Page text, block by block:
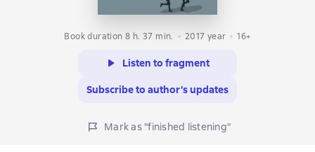
Book duration 8 h. 37 min. 2017 year 16+
Listen to fragment
Subscribe to author’s updates
Mark as "finished listening"